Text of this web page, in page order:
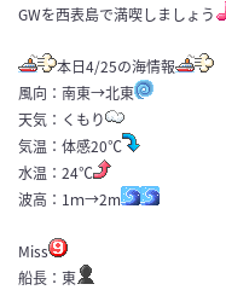
GWを西表島で満喫しましょう
本日4/25の海情報
風向：南東→北東
天気：くもり
気温：体感20℃
水温：24℃
波高：1ｍ→2m
Miss
船長：東